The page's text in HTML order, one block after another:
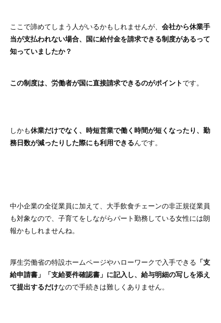
ここで諦めてしまう人がいるかもしれませんが、 会社から休業手
当が支払われない場合、国に給付金を請求できる制度があるって
知っていましたか？
この制度は、労働者が国に直接請求できるのがポイントです。
しかも休業だけでなく、時短営業で働く時間が短くなったり、勤
務日数が減ったりした際にも利用できるんです。
中小企業の全従業員に加えて、大手飲食チェーンの非正規従業員
も対象なので、子育てをしながらパート勤務している女性には朗
報かもしれませんね。
厚生労働省の特設ホームページやハローワークで入手できる 「支
給申請書」「支給要件確認書」に記入し、給与明細の写しを添え
て提出するだけなので手続きは難しくありません。